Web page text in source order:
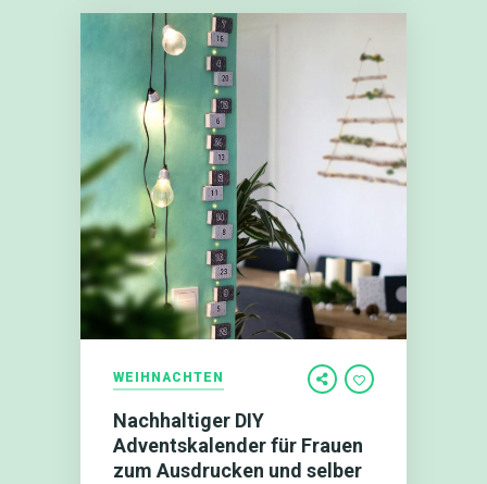
WEIHNACHTEN
Nachhaltiger DIY
Adventskalender für Frauen
zum Ausdrucken und selber